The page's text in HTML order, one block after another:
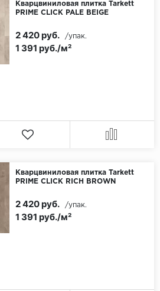
Кварцвиниловая плитка Tarkett
PRIME CLICK PALE BEIGE
1 391 руб./м²
2 420 руб. /упак.
Кварцвиниловая плитка Tarkett
PRIME CLICK RICH BROWN
1 391 руб./м²
2 420 руб. /упак.